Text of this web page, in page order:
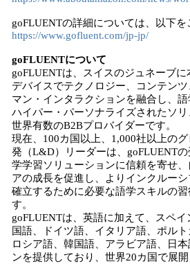
goFLUENTの詳細については、以下を
https://www.gofluent.com/jp-jp/
goFLUENTについて
goFLUENTは、スイスのジュネーブ
デバイスでテクノロジー、コンテン
マン・インタラクションを融合し、
ハイパー・パーソナライズされたソ
世界有数のB2Bプロバイダーです。
現在、100カ国以上、1,000社以上の
発（L&D）リーダーは、goFLUENT
学学習ソリューションに信頼を寄せ
アの成長を促進し、よりインクルー
確立するために必要な語学スキルの
す。
goFLUENTは、英語に加えて、スペ
国語、ドイツ語、イタリア語、ポルト
ロシア語、韓国語、アラビア語、日
ンを提供しており、世界20カ国で展